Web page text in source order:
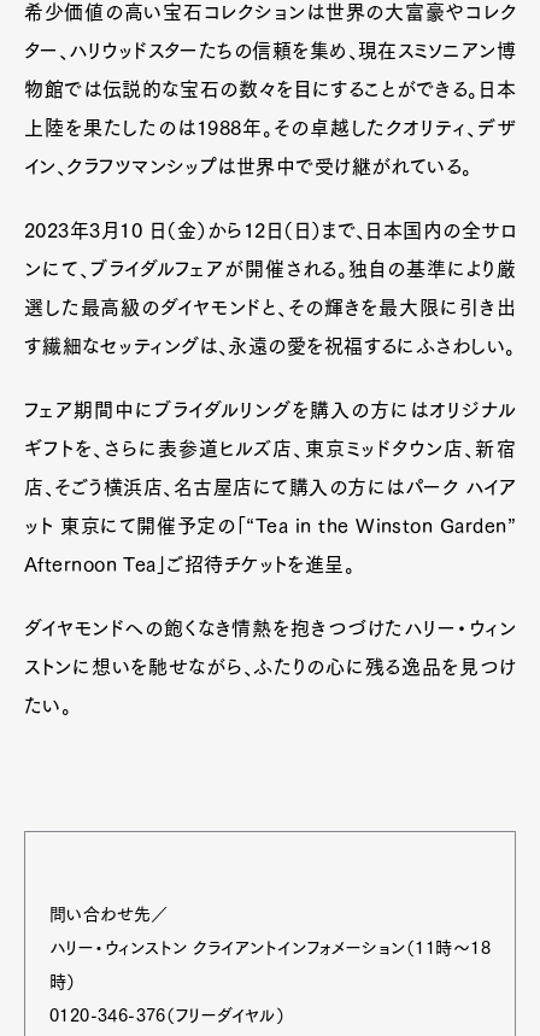
希少価値の高い宝石コレクションは世界の大富豪やコレク
ター、ハリウッドスターたちの信頼を集め、現在スミソニアン博
物館では伝説的な宝石の数々を目にすることができる。日本
上陸を果たしたのは1988年。その卓越したクオリティ、デザ
イン、クラフツマンシップは世界中で受け継がれている。
2023年3月10 日（金）から12日（日）まで、日本国内の全サロ
ンにて、ブライダルフェアが開催される。独自の基準により厳
選した最高級のダイヤモンドと、その輝きを最大限に引き出
す繊細なセッティングは、永遠の愛を祝福するにふさわしい。
フェア期間中にブライダルリングを購入の方にはオリジナル
ギフトを、さらに表参道ヒルズ店、東京ミッドタウン店、新宿
店、そごう横浜店、名古屋店にて購入の方にはパーク ハイア
ット 東京にて開催予定の「“Tea in the Winston Garden”
Afternoon Tea」ご招待チケットを進呈。
ダイヤモンドへの飽くなき情熱を抱きつづけたハリー・ウィン
ストンに想いを馳せながら、ふたりの心に残る逸品を見つけ
たい。
問い合わせ先／
ハリー・ウィンストン クライアントインフォメーション（11時〜18
時）
0120-346-376（フリーダイヤル）